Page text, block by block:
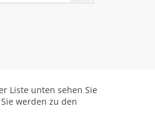
Liste unten sehen Sie
werden zu den